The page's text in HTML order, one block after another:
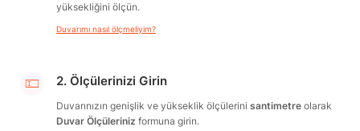
yüksekliğini ölçün.
Duvarımı nasıl ölçmeliyim?
2. Ölçülerinizi Girin
Duvarınızın genişlik ve yükseklik ölçülerini santimetre olarak
Duvar Ölçüleriniz formuna girin.